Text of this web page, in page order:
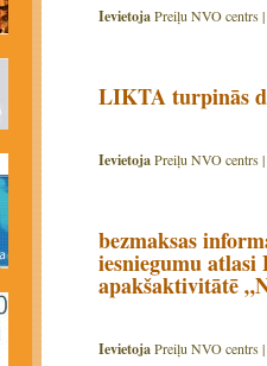
IevietojaPreiļu NVO centrs |
LIKTA turpinās
IevietojaPreiļu NVO centrs |
bezmaksas
iesniegumu
apakšaktivitātē
IevietojaPreiļu NVO centrs |